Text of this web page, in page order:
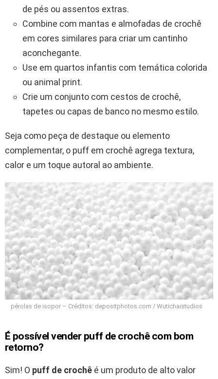
de pés ou assentos extras.
Combine com mantas e almofadas de crochê
em cores similares para criar um cantinho
aconchegante.
Use em quartos infantis com temática colorida
ou animal print.
Crie um conjunto com cestos de crochê,
tapetes ou capas de banco no mesmo estilo.
Seja como peça de destaque ou elemento
complementar, o puff em crochê agrega textura,
calor e um toque autoral ao ambiente.
pérolas de isopor – Créditos: depositphotos.com / Wutichaistudios
É possível vender puff de crochê com bom
retorno?
Sim! O puff de crochê é um produto de alto valor